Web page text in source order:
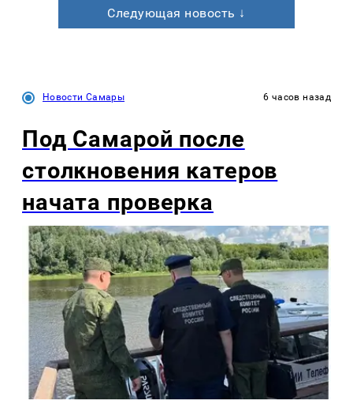
Следующая новость ↓
Новости Самары 6 часов назад
Под Самарой после
столкновения катеров
начата проверка